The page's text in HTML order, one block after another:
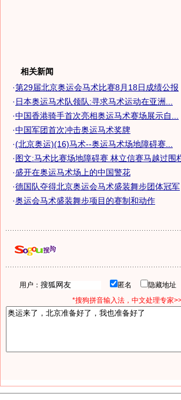
相关新闻
·第29届北京奥运会马术比赛8月18日成绩公报
· 日本奥运马术队领队:寻求马术运动在亚洲...
·中国香港骑手首次亮相奥运马术赛场展示自...
·中国军团首次冲击奥运马术奖牌
·(北京奥运)(16)马术--奥运马术场地障碍赛...
·图文:马术比赛场地障碍赛 林立信赛马越过围
·盛开在奥运马术场上的中国警花
·德国队夺得北京奥运会马术盛装舞步团体冠军
·奥运会马术盛装舞步项目的赛制和动作
用户： 匿名 隐藏地址
*搜狗拼音输入法，中文处理专家